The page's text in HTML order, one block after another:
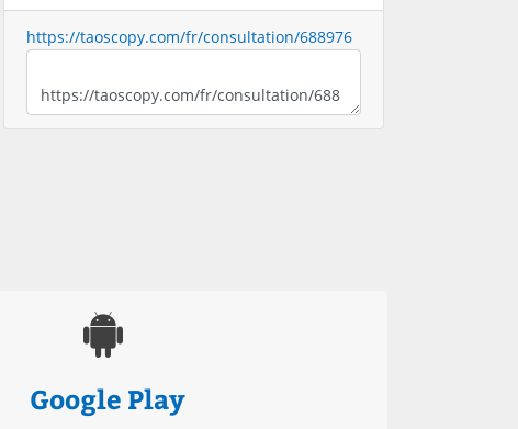
https://taoscopy.com/fr/consultation/688976
Google Play